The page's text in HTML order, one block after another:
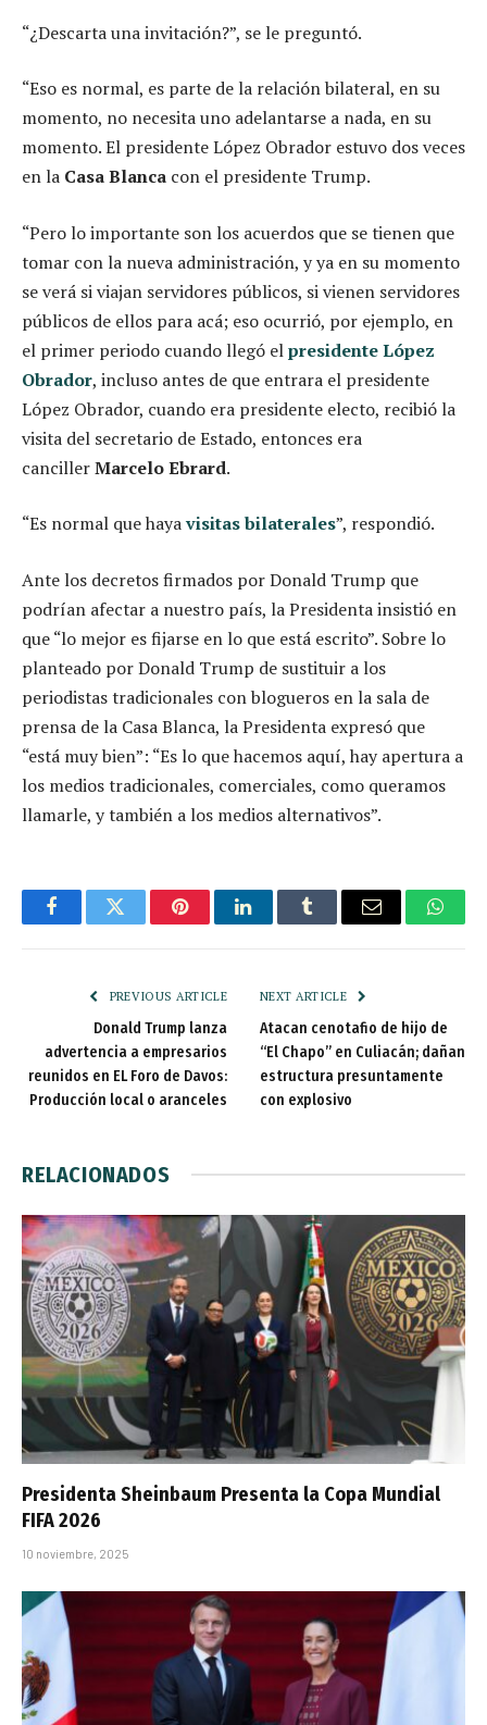
“¿Descarta una invitación?”, se le preguntó.
“Eso es normal, es parte de la relación bilateral, en su
momento, no necesita uno adelantarse a nada, en su
momento. El presidente López Obrador estuvo dos veces
en la Casa Blanca con el presidente Trump.
“Pero lo importante son los acuerdos que se tienen que
tomar con la nueva administración, y ya en su momento
se verá si viajan servidores públicos, si vienen servidores
públicos de ellos para acá; eso ocurrió, por ejemplo, en
el primer periodo cuando llegó elpresidente López
Obrador, incluso antes de que entrara el presidente
López Obrador, cuando era presidente electo, recibió la
visita del secretario de Estado, entonces era
cancillerMarcelo Ebrard.
“Es normal que hayavisitas bilaterales”, respondió.
Ante los decretos firmados por Donald Trump que
podrían afectar a nuestro país, la Presidenta insistió en
que “lo mejor es fijarse en lo que está escrito”. Sobre lo
planteado por Donald Trump de sustituir a los
periodistas tradicionales con blogueros en la sala de
prensa de la Casa Blanca, la Presidenta expresó que
“está muy bien”: “Es lo que hacemos aquí, hay apertura a
los medios tradicionales, comerciales, como queramos
llamarle, y también a los medios alternativos”.
FacebookTwitter PinterestLinkedInTumblr Email
PREVIOUS ARTICLE
Donald Trump lanza
advertencia a empresarios
reunidos en EL Foro de Davos:
Producción local o aranceles
NEXT ARTICLE
Atacan cenotafio de hijo de
“El Chapo” en Culiacán; dañan
estructura presuntamente
con explosivo
RELACIONADOS
Presidenta Sheinbaum Presenta la Copa Mundial
FIFA 2026
10 noviembre, 2025